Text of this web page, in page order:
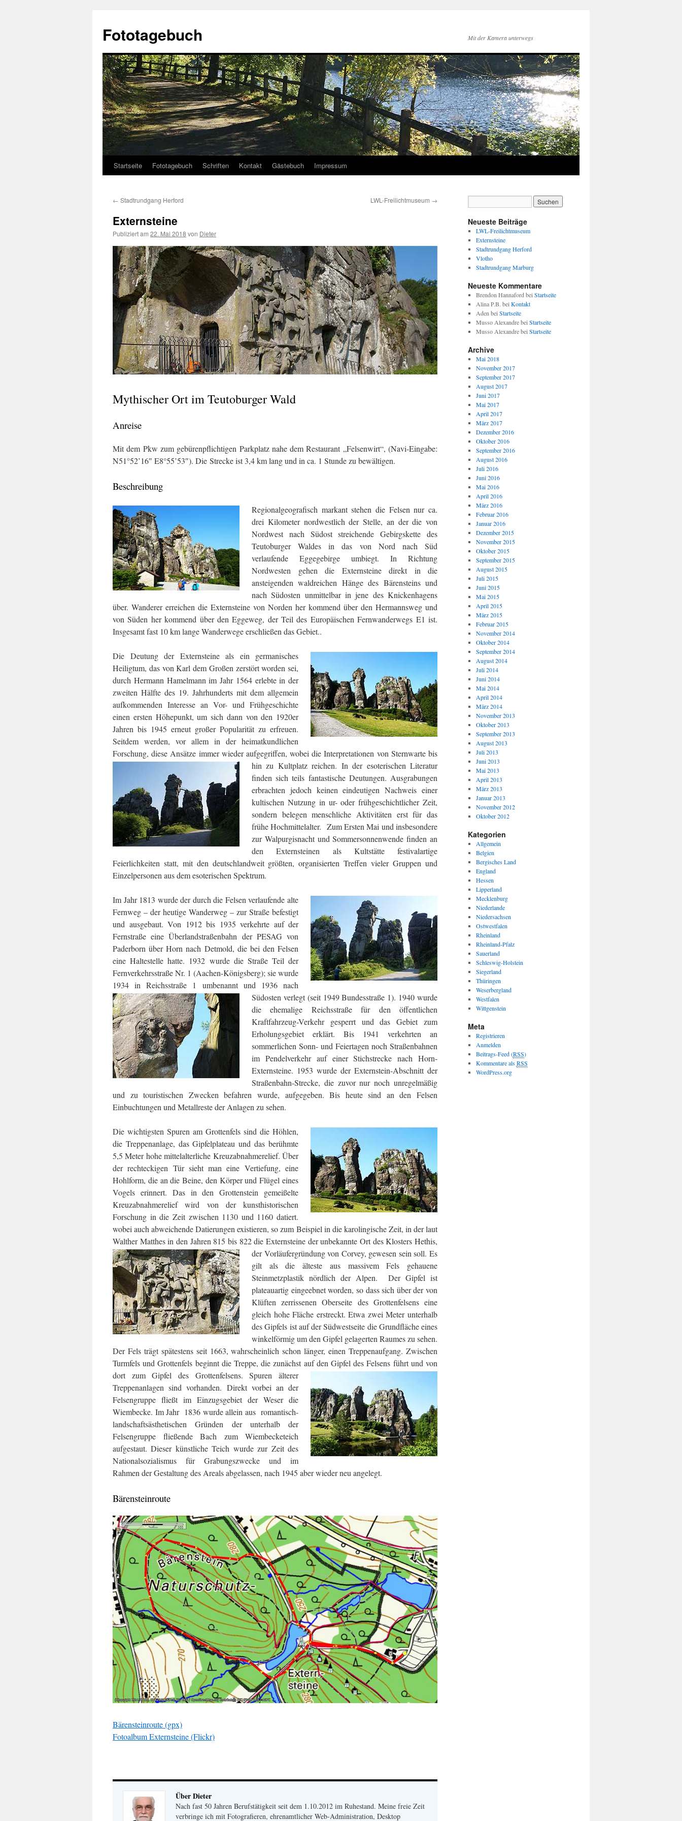
Fototagebuch Mit der Kamera unterwegs
Startseite Fototagebuch Schriften Kontakt Gästebuch Impressum
← Stadtrundgang Herford LWL-Freilichtmuseum →
Externsteine
Publiziert am 22. Mai 2018 von Dieter
Mythischer Ort im Teutoburger Wald
Anreise
Mit dem Pkw zum gebürenpflichtigen Parkplatz nahe dem Restaurant „Felsenwirt“, (Navi-Eingabe:
N51°52’16″ E8°55’53″). Die Strecke ist 3,4 km lang und in ca. 1 Stunde zu bewältigen.
Beschreibung
Regionalgeografisch markant stehen die Felsen nur ca.
drei Kilometer nordwestlich der Stelle, an der die von
Nordwest nach Südost streichende Gebirgskette des
Teutoburger Waldes in das von Nord nach Süd
verlaufende Eggegebirge umbiegt. In Richtung
Nordwesten gehen die Externsteine direkt in die
ansteigenden waldreichen Hänge des Bärensteins und
nach Südosten unmittelbar in jene des Knickenhagens
über. Wanderer erreichen die Externsteine von Norden her kommend über den Hermannsweg und
von Süden her kommend über den Eggeweg, der Teil des Europäischen Fernwanderwegs E1 ist.
Insgesamt fast 10 km lange Wanderwege erschließen das Gebiet..
Die Deutung der Externsteine als ein germanisches
Heiligtum, das von Karl dem Großen zerstört worden sei,
durch Hermann Hamelmann im Jahr 1564 erlebte in der
zweiten Hälfte des 19. Jahrhunderts mit dem allgemein
aufkommenden Interesse an Vor- und Frühgeschichte
einen ersten Höhepunkt, um sich dann von den 1920er
Jahren bis 1945 erneut großer Popularität zu erfreuen.
Seitdem werden, vor allem in der heimatkundlichen
Forschung, diese Ansätze immer wieder aufgegriffen, wobei die Interpretationen von Sternwarte bis
hin zu Kultplatzreichen. In der esoterischen Literatur
finden sich teils fantastische Deutungen. Ausgrabungen
erbrachten jedoch keinen eindeutigen Nachweis einer
kultischen Nutzung in ur- oder frühgeschichtlicher Zeit,
sondern belegen menschliche Aktivitäten erst für das
frühe Hochmittelalter. Zum Ersten Mai und insbesondere
zur Walpurgisnacht und Sommersonnenwende finden an
den Externsteinen als Kultstätte festivalartige
Feierlichkeiten statt, mit den deutschlandweit größten, organisierten Treffen vieler Gruppen und
Einzelpersonen aus dem esoterischen Spektrum.
Im Jahr 1813 wurde der durch die Felsen verlaufende alte
Fernweg – der heutige Wanderweg – zur Straße befestigt
und ausgebaut. Von 1912 bis 1935 verkehrte auf der
Fernstraße eine Überlandstraßenbahn der PESAG von
Paderborn über Horn nach Detmold, die bei den Felsen
eine Haltestelle hatte. 1932 wurde die Straße Teil der
Fernverkehrsstraße Nr. 1 (Aachen-Königsberg); sie wurde
1934 in Reichsstraße 1 umbenannt und 1936 nach
Südosten verlegt (seit 1949Bundesstraße 1). 1940 wurde
die ehemalige Reichsstraße für den öffentlichen
Kraftfahrzeug-Verkehr gesperrt und das Gebiet zum
Erholungsgebiet erklärt. Bis 1941 verkehrten an
sommerlichen Sonn- und Feiertagen noch Straßenbahnen
im Pendelverkehr auf einer Stichstrecke nach Horn-
Externsteine. 1953 wurde der Externstein-Abschnitt der
Straßenbahn-Strecke, die zuvor nur noch unregelmäßig
und zu touristischen Zwecken befahren wurde, aufgegeben. Bis heute sind an den Felsen
Einbuchtungen und Metallreste der Anlagen zu sehen.
Die wichtigsten Spuren am Grottenfels sind die Höhlen,
die Treppenanlage, das Gipfelplateau und das berühmte
5,5 Meter hohe mittelalterliche Kreuzabnahmerelief. Über
der rechteckigen Tür sieht man eine Vertiefung, eine
Hohlform, die an die Beine, den Körper und Flügel eines
Vogels erinnert. Das in den Grottenstein gemeißelte
Kreuzabnahmerelief wird von der kunsthistorischen
Forschung in die Zeit zwischen 1130 und 1160 datiert.
wobei auch abweichende Datierungen existieren, so zum Beispiel in die karolingische Zeit, in der laut
Walther Matthes in den Jahren 815 bis 822 die Externsteine der unbekannte Ort desKlosters Hethis,
der Vorläufergründung von Corvey, gewesen sein soll. Es
gilt als die älteste aus massivem Fels gehauene
Steinmetzplastik nördlich der Alpen. Der Gipfel ist
plateauartig eingeebnet worden, so dass sich über der von
Klüften zerrissenen Oberseite des Grottenfelsens eine
gleich hohe Fläche erstreckt. Etwa zwei Meter unterhalb
des Gipfels ist auf der Südwestseite die Grundfläche eines
winkelförmig um den Gipfel gelagerten Raumes zu sehen.
Der Fels trägt spätestens seit 1663, wahrscheinlich schon länger, einen Treppenaufgang. Zwischen
Turmfels und Grottenfels beginnt die Treppe, die zunächst auf den Gipfel des Felsens führt und von
dort zum Gipfel des Grottenfelsens. Spuren älterer
Treppenanlagen sind vorhanden. Direkt vorbei an der
Felsengruppe fließt im Einzugsgebiet der Weser die
Wiembecke. Im Jahr 1836 wurde allein aus romantisch-
landschaftsästhetischen Gründen der unterhalb der
Felsengruppe fließende Bach zum Wiembecketeich
aufgestaut. Dieser künstliche Teich wurde zur Zeit des
Nationalsozialismus für Grabungszwecke und im
Rahmen der Gestaltung des Areals abgelassen, nach 1945 aber wieder neu angelegt.
Bärensteinroute
Bärensteinroute (gpx)
Fotoalbum Externsteine (Flickr)
Über Dieter
Nach fast 50 Jahren Berufstätigkeit seit dem 1.10.2012 im Ruhestand. Meine freie Zeit
verbringe ich mit Fotografieren, ehrenamtlicher Web-Administration, Desktop
Neueste Beiträge
LWL-Freilichtmuseum
Externsteine
Stadtrundgang Herford
Vlotho
Stadtrundgang Marburg
Neueste Kommentare
Brendon Hannaford bei Startseite
Alina P.B. bei Kontakt
Aden bei Startseite
Musso Alexandrebei Startseite
Musso Alexandrebei Startseite
Archive
Mai 2018
November 2017
September 2017
August 2017
Juni 2017
Mai 2017
April 2017
März 2017
Dezember 2016
Oktober 2016
September 2016
August 2016
Juli 2016
Juni 2016
Mai 2016
April 2016
März 2016
Februar 2016
Januar 2016
Dezember 2015
November 2015
Oktober 2015
September 2015
August 2015
Juli 2015
Juni 2015
Mai 2015
April 2015
März 2015
Februar 2015
November 2014
Oktober 2014
September 2014
August 2014
Juli 2014
Juni 2014
Mai 2014
April 2014
März 2014
November 2013
Oktober 2013
September 2013
August 2013
Juli 2013
Juni 2013
Mai 2013
April 2013
März 2013
Januar 2013
November 2012
Oktober 2012
Kategorien
Allgemein
Belgien
Bergisches Land
England
Hessen
Lipperland
Mecklenburg
Niederlande
Niedersachsen
Ostwestfalen
Rheinland
Rheinland-Pfalz
Sauerland
Schleswig-Holstein
Siegerland
Thüringen
Weserbergland
Westfalen
Wittgenstein
Meta
Registrieren
Anmelden
Beitrags-Feed (RSS)
Kommentare alsRSS
WordPress.org